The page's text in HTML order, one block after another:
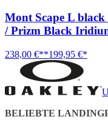
Mont Scape L black
/ Prizm Black
238,00 €**199,95 €*
BELIEBTE